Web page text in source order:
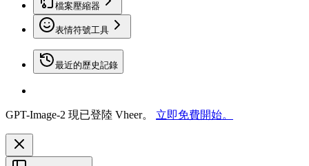
檔案壓縮器
表情符號工具
最近的歷史記錄
GPT-Image-2 現已登陸 Vheer。 立即免費開始。